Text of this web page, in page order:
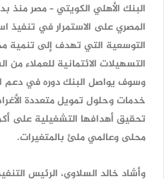
البنك الأهلي الكويتي – مصر منذ
المصري على الاستمرار في تنفيذ
التوسعية التي تهدف إلى تنمية
التسهيلات الائتمانية للعملاء
وسوف يواصل البنك دوره في دعم
خدمات وحلول تمويل متعددة
تحقيق أهدافها التشغيلية على
محلى وعالمي ملئ بالمتغيرات.
وأشاد خالد السلاوي، الرئيس